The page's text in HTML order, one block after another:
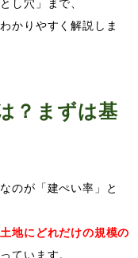
し穴」まで、
かりやすく解説しま
？まずは基
のが「建ぺい率」と
土地にどれだけの規模の
ています。